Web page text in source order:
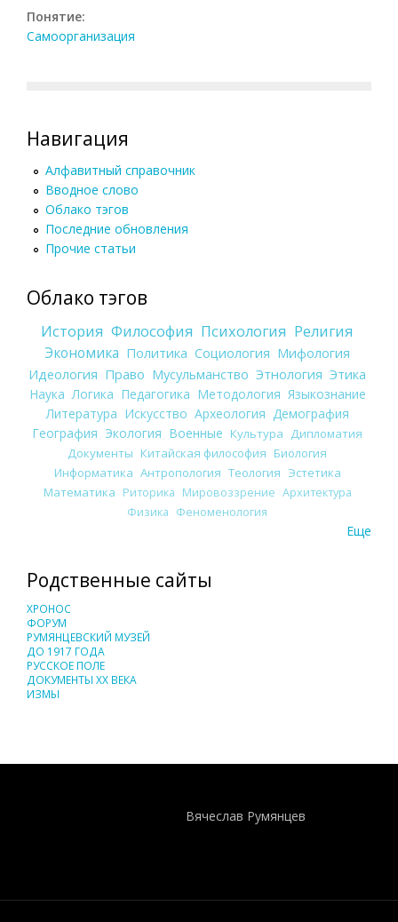
Понятие:
Самоорганизация
Навигация
Алфавитный справочник
Вводное слово
Облако тэгов
Последние обновления
Прочие статьи
Облако тэгов
История Философия Психология Религия
Экономика Политика Социология Мифология
Идеология Право Мусульманство Этнология Этика
Наука Логика Педагогика Методология Языкознание
Литература Искусство Археология Демография
География Экология Военные Культура
Дипломатия
Документы Китайская философия Биология
Информатика Антропология Теология Эстетика
Математика Риторика Мировоззрение Архитектура
Физика Феноменология
Еще
Родственные сайты
ХРОНОС
ФОРУМ
РУМЯНЦЕВСКИЙ МУЗЕЙ
ДО 1917 ГОДА
РУССКОЕ ПОЛЕ
ДОКУМЕНТЫ XX ВЕКА
ИЗМЫ
Вячеслав Румянцев